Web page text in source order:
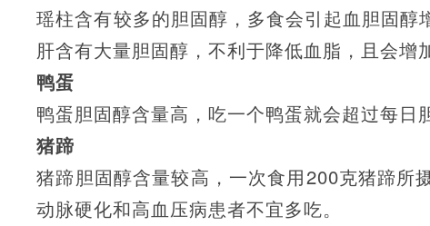
瑶柱含有较多的胆固醇，多食会引起血胆固
肝含有大量胆固醇，不利于降低血脂，且会增
鸭蛋
鸭蛋胆固醇含量高，吃一个鸭蛋就会超过每日
猪蹄
猪蹄胆固醇含量较高，一次食用200克猪蹄所
动脉硬化和高血压病患者不宜多吃。